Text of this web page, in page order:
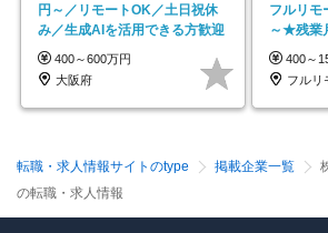
円～／リモートOK／土日祝休
み／生成AIを活用できる方歓迎
400～600万円
大阪府
フルリ
～★残業
上★副業可
400～
フルリ
転職・求人情報サイトのtype 掲載企業一覧
の転職・求人情報